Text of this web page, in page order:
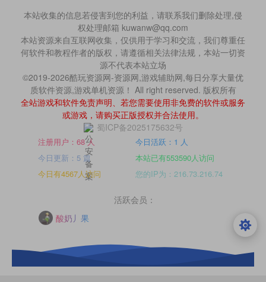
本站收集的信息若侵害到您的利益，请联系我们删除处理,侵
权处理邮箱 kuwanw@qq.com
本站资源来自互联网收集，仅供用于学习和交流，我们尊重任
何软件和教程作者的版权，请遵循相关法律法规，本站一切资
源不代表本站立场
©2019-2026酷玩资源网-资源网,游戏辅助网,每日分享大量优
质软件资源,游戏单机资源！ All right reserved. 版权所有
全站游戏和软件免责声明、若您需要使用非免费的软件或服务
或游戏，请购买正版授权并合法使用。
蜀ICP备2025175632号
注册用户：68 人
今日活跃：1 人
今日更新：5 篇
本站已有553590人访问
今日有4567人访问
您的IP为：216.73.216.74
活跃会员：
酸奶丿果